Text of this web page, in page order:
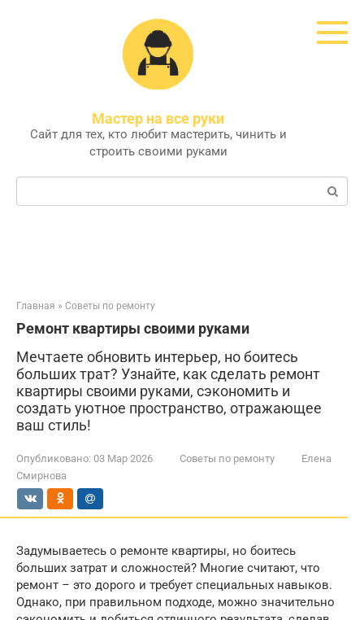
Мастер на все руки
Сайт для тех, кто любит мастерить, чинить и
строить своими руками
Поиск:
Главная » Советы по ремонту
Ремонт квартиры своими руками
Мечтаете обновить интерьер, но боитесь
больших трат? Узнайте, как сделать ремонт
квартиры своими руками, сэкономить и
создать уютное пространство, отражающее
ваш стиль!
Опубликовано: 03 Мар 2026 Советы по ремонту
Елена
Смирнова
Задумываетесь о ремонте квартиры, но боитесь
больших затрат и сложностей? Многие считают, что
ремонт – это дорого и требует специальных навыков.
Однако, при правильном подходе, можно значительно